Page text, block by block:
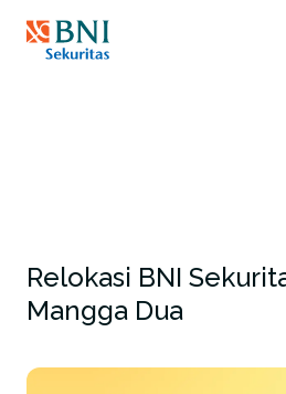
Relokasi BNI
Mangga Dua